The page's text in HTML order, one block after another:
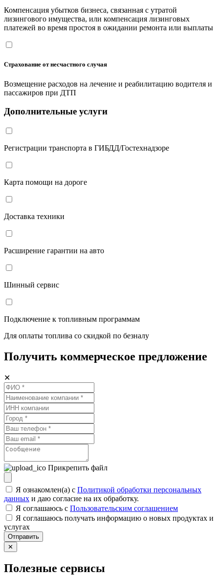
Компенсация убытков бизнеса, связанная с утратой
лизингового имущества, или компенсация лизинговых
платежей во время простоя в ожидании ремонта или выплаты
Страхование от несчастного случая
Возмещение расходов на лечение и реабилитацию водителя и
пассажиров при ДТП
Дополнительные услуги
Регистрации транспорта в ГИБДД/Гостехнадзоре
Карта помощи на дороге
Доставка техники
Расширение гарантии на авто
Шинный сервис
Подключение к топливным программам
Для оплаты топлива со скидкой по безналу
Получить коммерческое предложение
✕
Прикрепить файл
Я ознакомлен(а) с Политикой обработки персональных
данных и даю согласие на их обработку.
Я соглашаюсь c Пользовательским соглашением
Я соглашаюсь получать информацию о новых продуктах и
услугах
Отправить
✕
Полезные сервисы